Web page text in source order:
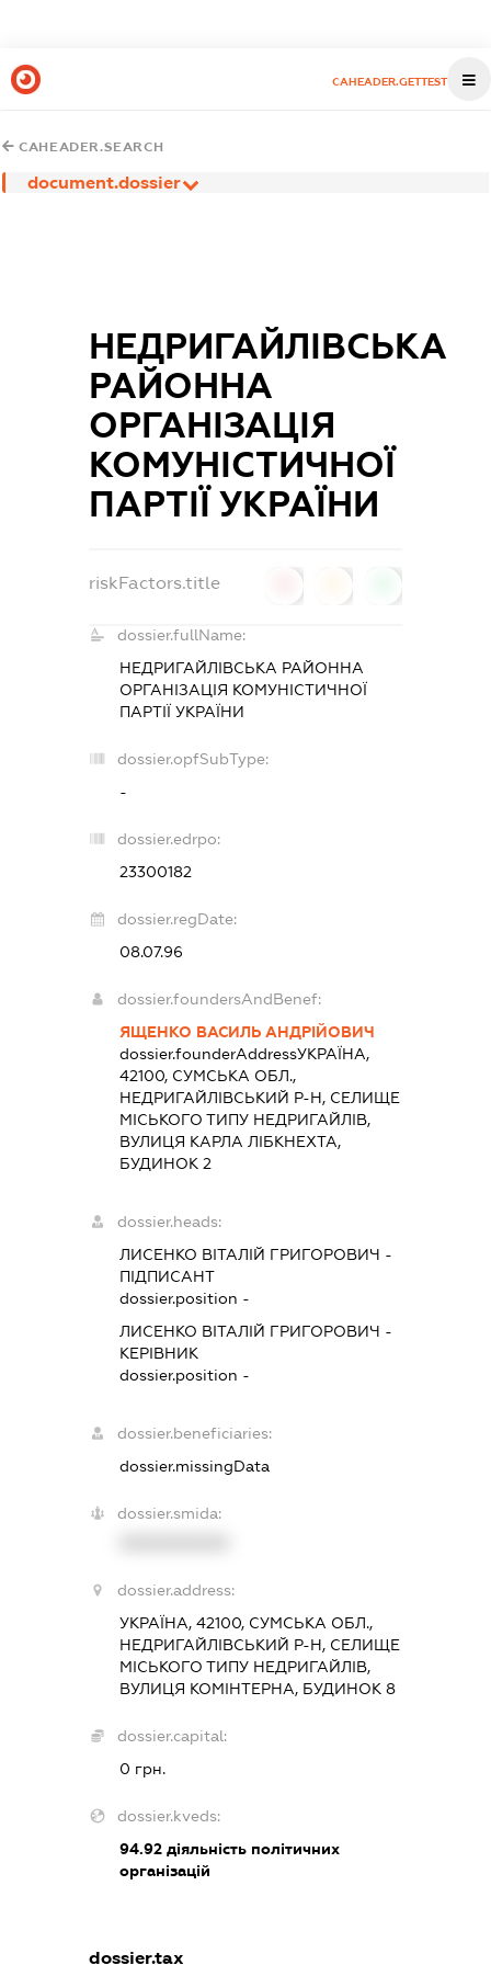
CAHEADER.GETTEST
CAHEADER.SEARCH
document.dossier
НЕДРИГАЙЛІВСЬКА
РАЙОННА
ОРГАНІЗАЦІЯ
КОМУНІСТИЧНОЇ
ПАРТІЇ УКРАЇНИ
riskFactors.title
dossier.fullName:
НЕДРИГАЙЛІВСЬКА РАЙОННА
ОРГАНІЗАЦІЯ КОМУНІСТИЧНОЇ
ПАРТІЇ УКРАЇНИ
dossier.opfSubType:
-
dossier.edrpo:
23300182
dossier.regDate:
08.07.96
dossier.foundersAndBenef:
ЯЩЕНКО ВАСИЛЬ АНДРІЙОВИЧ
dossier.founderAddressУКРАЇНА,
42100, СУМСЬКА ОБЛ.,
НЕДРИГАЙЛІВСЬКИЙ Р-Н, СЕЛИЩЕ
МІСЬКОГО ТИПУ НЕДРИГАЙЛІВ,
ВУЛИЦЯ КАРЛА ЛІБКНЕХТА,
БУДИНОК 2
dossier.heads:
ЛИСЕНКО ВІТАЛІЙ ГРИГОРОВИЧ -
ПІДПИСАНТ
dossier.position -
ЛИСЕНКО ВІТАЛІЙ ГРИГОРОВИЧ -
КЕРІВНИК
dossier.position -
dossier.beneficiaries:
dossier.missingData
dossier.smida:
dossier.address:
УКРАЇНА, 42100, СУМСЬКА ОБЛ.,
НЕДРИГАЙЛІВСЬКИЙ Р-Н, СЕЛИЩЕ
МІСЬКОГО ТИПУ НЕДРИГАЙЛІВ,
ВУЛИЦЯ КОМІНТЕРНА, БУДИНОК 8
dossier.capital:
0 грн.
dossier.kveds:
94.92діяльність політичних
організацій
dossier.tax